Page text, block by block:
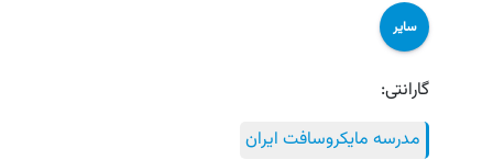
سایر
گارانتی:
مدرسه مایکروسافت ایران